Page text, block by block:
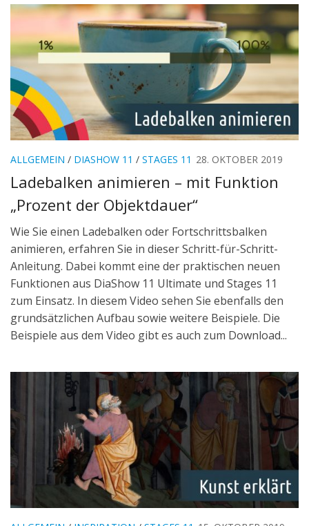
ALLGEMEIN / DIASHOW 11 / STAGES 11 28. OKTOBER 2019
Ladebalken animieren – mit Funktion
„Prozent der Objektdauer“
Wie Sie einen Ladebalken oder Fortschrittsbalken
animieren, erfahren Sie in dieser Schritt-für-Schritt-
Anleitung. Dabei kommt eine der praktischen neuen
Funktionen aus DiaShow 11 Ultimate und Stages 11
zum Einsatz. In diesem Video sehen Sie ebenfalls den
grundsätzlichen Aufbau sowie weitere Beispiele. Die
Beispiele aus dem Video gibt es auch zum Download...